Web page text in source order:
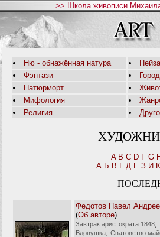
>> Школа живописи
Ню - обнажённая натура
Фэнтази
Город
Натюрморт
Мифология
Религия
A B C D F G
А Б В Г Д Е З И К
Федотов Павел
(Об авторе)
Завтрак аристократа 1848
Вдовушка
Сватовство